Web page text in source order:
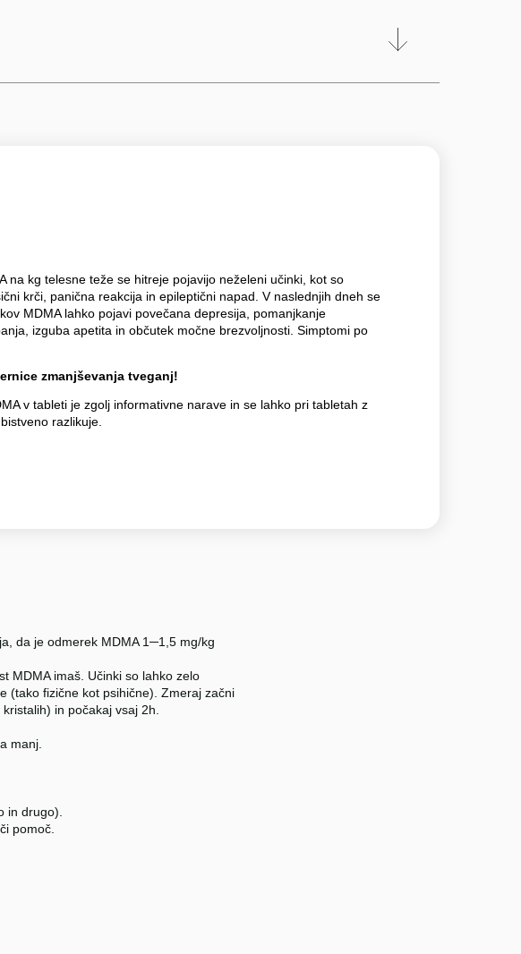
na kg telesne teže se hitreje pojavijo neželeni učinki, kot so
krči, panična reakcija in epileptični napad. V naslednjih dneh se
MDMA lahko pojavi povečana depresija, pomanjkanje
izguba apetita in občutek močne brezvoljnosti. Simptomi po
zmanjševanja tveganj!
v tableti je zgolj informativne narave in se lahko pri tabletah z
razlikuje.
da je odmerek MDMA 1─1,5 mg/kg
MDMA imaš. Učinki so lahko zelo
(tako fizične kot psihične). Zmeraj začni
in počakaj vsaj 2h.
manj.
in drugo).
pomoč.